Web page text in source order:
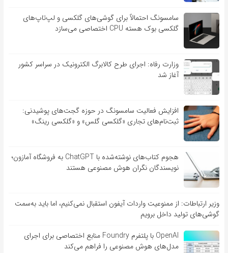
سامسونگ احتمالاً برای گوشی‌های گلکسی و لپ‌تاپ‌های
گلکسی بوک هسته CPU اختصاصی می‌سازد
وزارت رفاه: اجرای طرح کالابرگ الکترونیک در سراسر کشور
آغاز شد
افزایش فعالیت سامسونگ در حوزه گجت‌های پوشیدنی:
ثبت‌نام‌های تجاری «گلکسی گلس» و «گلکسی رینگ»
هجوم کتاب‌های نوشته‌شده با ChatGPT به فروشگاه آمازون؛
نویسندگان نگران هوش مصنوعی هستند
وزیر ارتباطات: از ممنوعیت واردات آیفون استقبال نمی‌کنیم، اما باید به‌سمت
گوشی‌های تولید داخل برویم
OpenAI با پلتفرم Foundry منابع اختصاصی برای اجرای
مدل‌های هوش مصنوعی را فراهم می‌کند